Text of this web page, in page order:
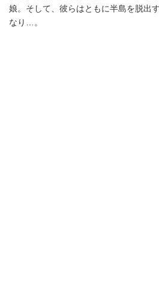
娘。そして、彼らはともに半島を脱出
なり…。